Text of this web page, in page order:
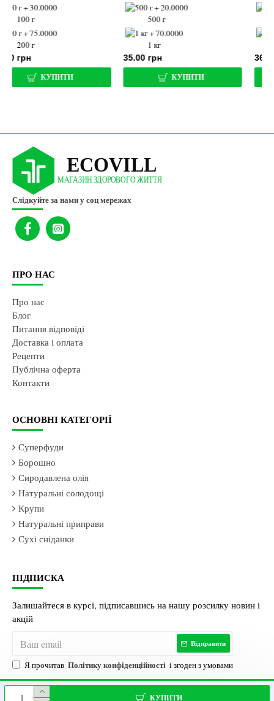
КУПИТИ
35.00 грн
КУПИТИ
365.00 грн
КУПИТИ
Слідкуйте за нами у соц мережах
ПРО НАС
Про нас
Блог
Питання відповіді
Доставка і оплата
Рецепти
Публічна оферта
Контакти
ОСНОВНІ КАТЕГОРІЇ
Суперфуди
Борошно
Сиродавлена олія
Натуральні солодощі
Крупи
Натуральні приправи
Сухі сніданки
ПІДПИСКА
Залишайтеся в курсі, підписавшись на нашу розсилку новин і
акцій
Відправити
Я прочитав Політику конфіденційності і згоден з умовами